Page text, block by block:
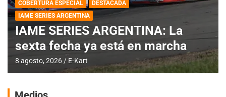
COBERTURA ESPECIAL
DESTACADA
IAME SERIES ARGENTINA
IAME SERIES ARGENTINA: La
sexta fecha ya está en marcha
8 agosto, 2026 E-Kart